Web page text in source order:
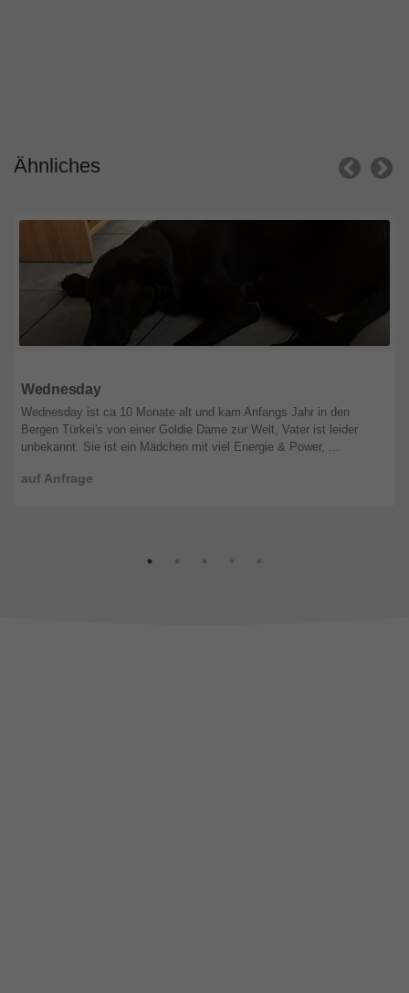
Ähnliches
Wednesday
auf Anfrage
Wednesday ist ca 10 Monate alt und kam Anfangs Jahr in den
Bergen Türkei's von einer Goldie Dame zur Welt, Vater ist leider
unbekannt. Sie ist ein Mädchen mit viel Energie & Power, ...